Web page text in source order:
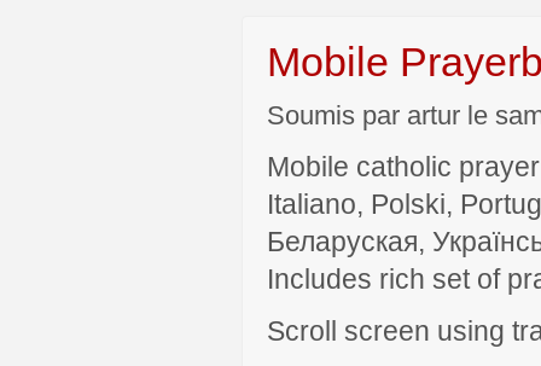
Mobile
Soumis par artur le
Mobile catholic
Italiano, Polski,
Беларуская,
Includes rich set of
Scroll screen using